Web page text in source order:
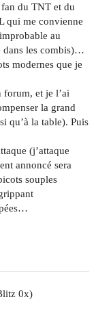
du TNT et du
qui me convienne
au
dans les combis)…
modernes que je
forum, et je l’ai
la grand
qu’à la table). Puis
(j’attaque
annoncé sera
souples
0x)